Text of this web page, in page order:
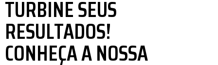
TURBINE SEUS
RESULTADOS!
CONHEÇA A NOSSA